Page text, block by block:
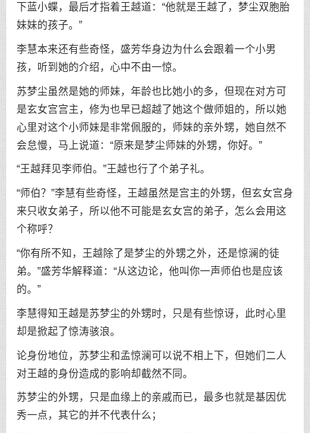
下蓝小蝶，最后才指着王越道：“他就是王越了，梦尘双胞胎
妹妹的孩子。”
李慧本来还有些奇怪，盛芳华身边为什么会跟着一个小男
孩，听到她的介绍，心中不由一惊。
苏梦尘虽然是她的师妹，年龄也比她小的多，但现在对方可
是玄女宫宫主，修为也早已超越了她这个做师姐的，所以她
心里对这个小师妹是非常佩服的，师妹的亲外甥，她自然不
会怠慢，马上说道：“原来是梦尘师妹的外甥，你好。”
“王越拜见李师伯。”王越也行了个弟子礼。
“师伯？”李慧有些奇怪，王越虽然是宫主的外甥，但玄女宫身
来只收女弟子，所以他不可能是玄女宫的弟子，怎么会用这
个称呼？
“你有所不知，王越除了是梦尘的外甥之外，还是惊澜的徒
弟。”盛芳华解释道：“从这边论，他叫你一声师伯也是应该
的。”
李慧得知王越是苏梦尘的外甥时，只是有些惊讶，此时心里
却是掀起了惊涛骇浪。
论身份地位，苏梦尘和孟惊澜可以说不相上下，但她们二人
对王越的身份造成的影响却截然不同。
苏梦尘的外甥，只是血缘上的亲戚而已，最多也就是基因优
秀一点，其它的并不代表什么；